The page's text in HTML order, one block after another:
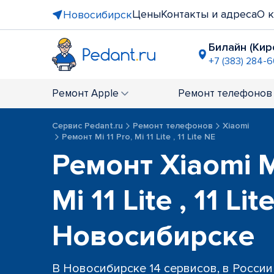
НовосибирскЦеныКонтакты и адресаО
Билайн
+7 (383) 284-
+7 (383)
напротив
+7 (383)
ост.
Ремонт Apple Ремонт телефонов
Сервис Pedant.ru Ремонт телефонов
Xiaomi
Ремонт Mi 11 Pro, Mi 11 Lite , 11 Lite NE
Ремонт Xiaomi
Mi 11 Lite , 11
Новосибирске
В Новосибирске 14 сервисов, в